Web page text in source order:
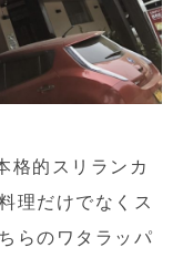
格的スリランカ
理だけでなくス
らのワタラッパ